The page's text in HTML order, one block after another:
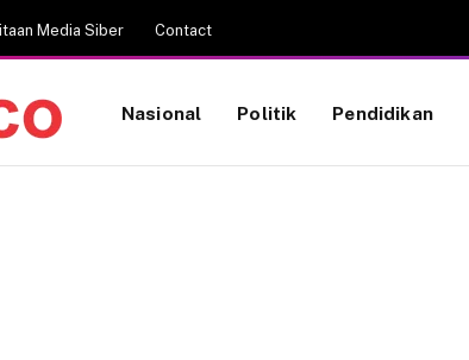
Media Siber Contact
Nasional Politik Pendidikan